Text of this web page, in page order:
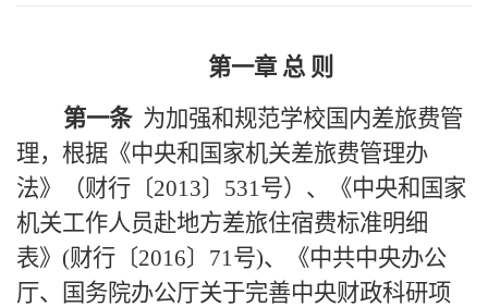
第一章 总 则
第一条 为加强和规范学校国内差旅费管
理，根据《中央和国家机关差旅费管理办
法》（财行〔2013〕 531号）、《中央和国家
机关工作人员赴地方差旅住宿费标准明细
表》 (财行〔2016〕 71号)、《中共中央办公
厅、国务院办公厅关于完善中央财政科研项